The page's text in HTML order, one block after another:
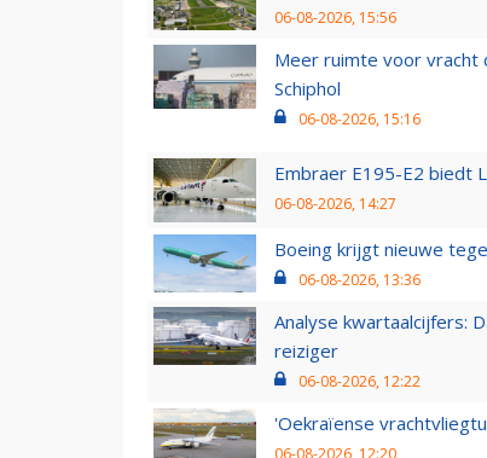
06-08-2026, 15:56
Meer ruimte voor vracht
Schiphol
06-08-2026, 15:16
Embraer E195-E2 biedt
06-08-2026, 14:27
Boeing krijgt nieuwe
06-08-2026, 13:36
Analyse kwartaalcijfers:
reiziger
06-08-2026, 12:22
'Oekraïense